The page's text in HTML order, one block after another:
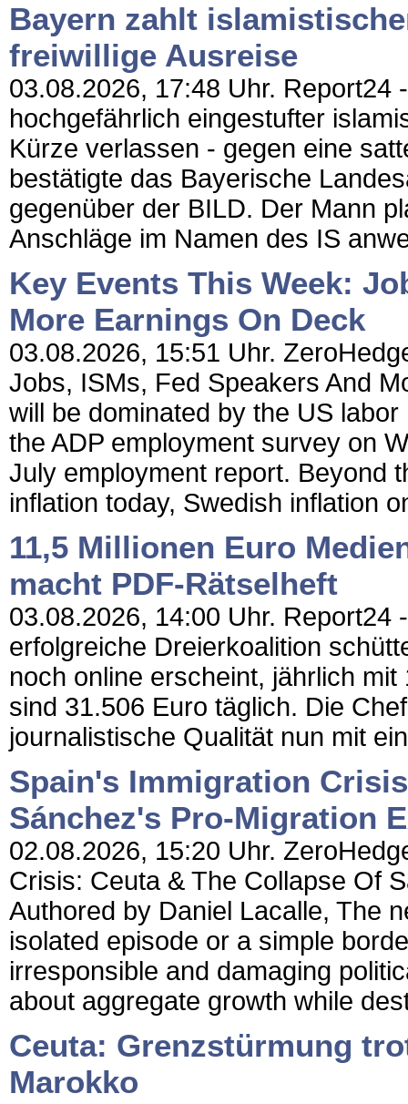
Bayern zahlt
freiwillige Ausreise
03.08.2026, 17:48 Uhr. Report24
hochgefährlich eingestufter
Kürze verlassen - gegen eine
bestätigte das Bayerische
gegenüber der BILD. Der Mann
Anschläge im Namen des IS
Key Events This Week:
More Earnings On Deck
03.08.2026, 15:51 Uhr.
Jobs, ISMs, Fed Speakers And
will be dominated by the US
the ADP employment survey on
July employment report. Beyond
inflation today, Swedish inflation
11,5 Millionen Euro
macht PDF-Rätselheft
03.08.2026, 14:00 Uhr. Report24
erfolgreiche Dreierkoalition
noch online erscheint, jährlich
sind 31.506 Euro täglich. Die
journalistische Qualität nun mit
Spain's Immigration
Sánchez's Pro-Migration
02.08.2026, 15:20 Uhr.
Crisis: Ceuta & The Collapse Of
Authored by Daniel Lacalle, The
isolated episode or a simple
irresponsible and damaging
about aggregate growth while
Ceuta: Grenzstürmung
Marokko